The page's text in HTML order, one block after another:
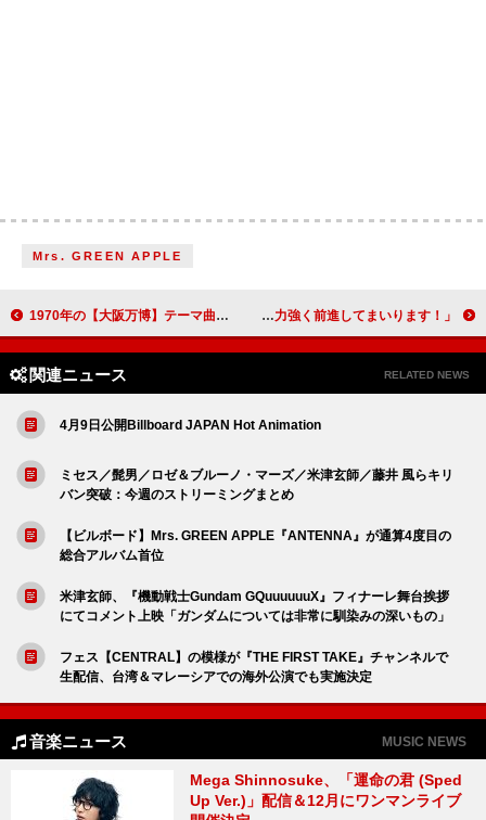
Mrs. GREEN APPLE
1970年の【大阪万博】テーマ曲、三波春夫「世界の国からこんにちは」リマスター版が配信開始 HANA「ROSE」総合首位獲得コメントが到着「これからも力強く前進してまいります！」
関連ニュース RELATED NEWS
4月9日公開Billboard JAPAN Hot Animation
ミセス／髭男／ロゼ＆ブルーノ・マーズ／米津玄師／藤井 風らキリ
バン突破：今週のストリーミングまとめ
【ビルボード】Mrs. GREEN APPLE『ANTENNA』が通算4度目の
総合アルバム首位
米津玄師、『機動戦士Gundam GQuuuuuuX』フィナーレ舞台挨拶
にてコメント上映「ガンダムについては非常に馴染みの深いもの」
フェス【CENTRAL】の模様が『THE FIRST TAKE』チャンネルで
生配信、台湾＆マレーシアでの海外公演でも実施決定
音楽ニュース MUSIC NEWS
Mega Shinnosuke、「運命の君 (Sped
Up Ver.)」配信＆12月にワンマンライブ